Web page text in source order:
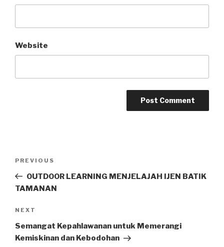
Website
PREVIOUS
OUTDOOR LEARNING MENJELAJAH IJEN BATIK
TAMANAN
NEXT
Semangat Kepahlawanan untuk Memerangi
Kemiskinan dan Kebodohan